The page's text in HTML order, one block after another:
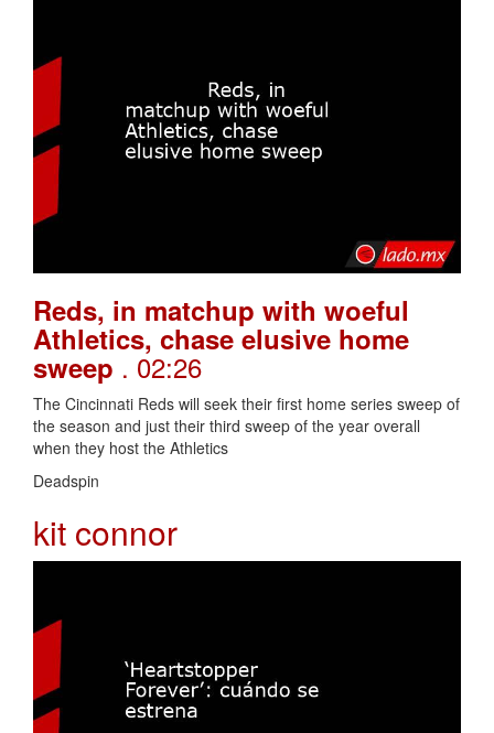
Reds, in matchup with woeful
Athletics, chase elusive home
sweep . 02:26
The Cincinnati Reds will seek their first home series sweep of
the season and just their third sweep of the year overall
when they host the Athletics
Deadspin
kit connor